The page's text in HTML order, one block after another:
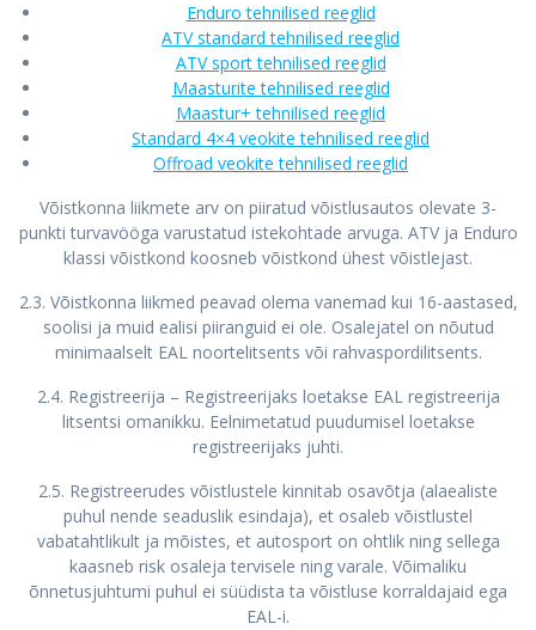
Enduro tehnilised reeglid
ATV standard tehnilised reeglid
ATV sport tehnilised reeglid
Maasturite tehnilised reeglid
Maastur+ tehnilised reeglid
Standard 4×4 veokite tehnilised reeglid
Offroad veokite tehnilised reeglid
Võistkonna liikmete arv on piiratud võistlusautos olevate 3-
punkti turvavööga varustatud istekohtade arvuga. ATV ja Enduro
klassi võistkond koosneb võistkond ühest võistlejast.
2.3. Võistkonna liikmed peavad olema vanemad kui 16-aastased,
soolisi ja muid ealisi piiranguid ei ole. Osalejatel on nõutud
minimaalselt EAL noortelitsents või rahvaspordilitsents.
2.4. Registreerija – Registreerijaks loetakse EAL registreerija
litsentsi omanikku. Eelnimetatud puudumisel loetakse
registreerijaks juhti.
2.5. Registreerudes võistlustele kinnitab osavõtja (alaealiste
puhul nende seaduslik esindaja), et osaleb võistlustel
vabatahtlikult ja mõistes, et autosport on ohtlik ning sellega
kaasneb risk osaleja tervisele ning varale. Võimaliku
õnnetusjuhtumi puhul ei süüdista ta võistluse korraldajaid ega
EAL-i.